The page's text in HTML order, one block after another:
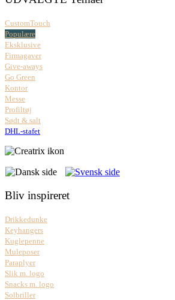
CustomTouch
Populære
Eksklusive
Firmagaver
Give-aways
Go Green
Kontor
Messe
Profiltøj
Sødt & salt
DHL-stafet
Bliv inspireret
Drikkedunke
Keyhangers
Kuglepenne
Muleposer
Paraplyer
Slik m. logo
Snacks m. logo
Solbriller